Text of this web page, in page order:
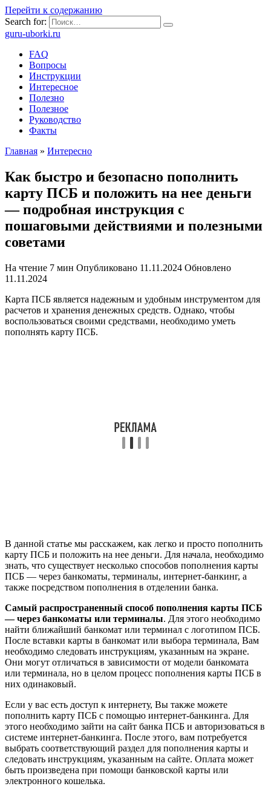
Перейти к содержанию
Search for:
guru-uborki.ru
FAQ
Вопросы
Инструкции
Интересное
Полезно
Полезное
Руководство
Факты
Главная » Интересно
Как быстро и безопасно пополнить
карту ПСБ и положить на нее деньги
— подробная инструкция с
пошаговыми действиями и полезными
советами
На чтение 7 мин Опубликовано 11.11.2024 Обновлено
11.11.2024
Карта ПСБ является надежным и удобным инструментом для
расчетов и хранения денежных средств. Однако, чтобы
воспользоваться своими средствами, необходимо уметь
пополнять карту ПСБ.
В данной статье мы расскажем, как легко и просто пополнить
карту ПСБ и положить на нее деньги. Для начала, необходимо
знать, что существует несколько способов пополнения карты
ПСБ — через банкоматы, терминалы, интернет-банкинг, а
также посредством пополнения в отделении банка.
Самый распространенный способ пополнения карты ПСБ
— через банкоматы или терминалы. Для этого необходимо
найти ближайший банкомат или терминал с логотипом ПСБ.
После вставки карты в банкомат или выбора терминала, Вам
необходимо следовать инструкциям, указанным на экране.
Они могут отличаться в зависимости от модели банкомата
или терминала, но в целом процесс пополнения карты ПСБ в
них одинаковый.
Если у вас есть доступ к интернету, Вы также можете
пополнить карту ПСБ с помощью интернет-банкинга. Для
этого необходимо зайти на сайт банка ПСБ и авторизоваться в
системе интернет-банкинга. После этого, вам потребуется
выбрать соответствующий раздел для пополнения карты и
следовать инструкциям, указанным на сайте. Оплата может
быть произведена при помощи банковской карты или
электронного кошелька.